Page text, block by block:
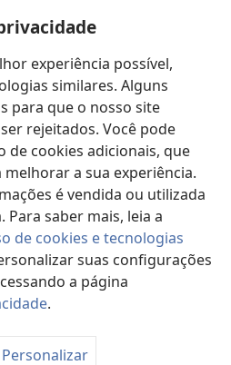
experiência possível,
similares. Alguns
para que o nosso site
rejeitados. Você pode
de cookies adicionais, que
a sua experiência.
é vendida ou utilizada
saber mais, leia a
de cookies e tecnologias
suas configurações
a página
.
Personalizar
de Vigia™
and Tract Society of Pennsylvania.
PRIVACIDADE